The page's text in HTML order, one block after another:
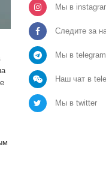
Мы в
Следите за
Мы в telegram
Наш чат в
Мы в twitter